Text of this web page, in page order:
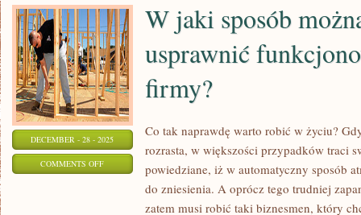
DECEMBER - 28 - 2025
COMMENTS OFFON
W jaki sposób
usprawnić
firmy?
Co tak naprawdę warto robić w życiu?
rozrasta, w większości przypadków traci
powiedziane, iż w automatyczny sposób
do zniesienia. A oprócz tego trudniej
zatem musi robić taki biznesmen, który